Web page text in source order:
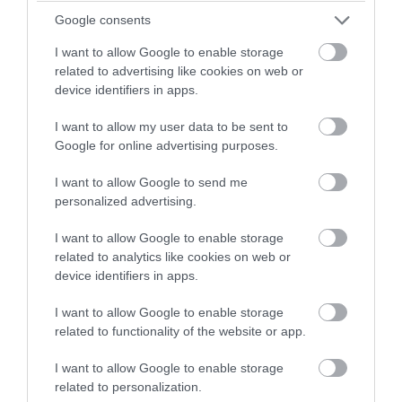
Google consents
I want to allow Google to enable storage
related to advertising like cookies on web or
device identifiers in apps.
I want to allow my user data to be sent to
Google for online advertising purposes.
I want to allow Google to send me
personalized advertising.
I want to allow Google to enable storage
related to analytics like cookies on web or
device identifiers in apps.
I want to allow Google to enable storage
related to functionality of the website or app.
I want to allow Google to enable storage
related to personalization.
που εφαρμόζεται για να αποφευχθεί η
φαρμακευτική διέγερση των ωοθηκών είναι η
συλλογή κάθε μήνα του ωαρίου της γυναίκας
με βάση τον φυσικό της κύκλο, η εξωσωματική
γονιμοποίησή του και εν συνεχεία η κατάψυξή
του. Μετά από ένα διάστημα, π.χ. 3-4 μηνών,
Έως τέσσερις κύκλοι μέσα σε διάστημα ενός
έτους. Όσον αφορά το σύνολο των κύκλων που
προκαθορισμένος αριθμός. Εκτιμάται όμως ότι
το 70-80% των γυναικών θα έχουν συλλάβει με
επιτυχία μετά από 3-4 κύκλους. Υπάρχει όμως
και ένα μικρότερο ποσοστό γυναικών που